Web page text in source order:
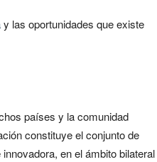
y las oportunidades que existe
países y la comunidad
constituye el conjunto de
en el ámbito bilateral